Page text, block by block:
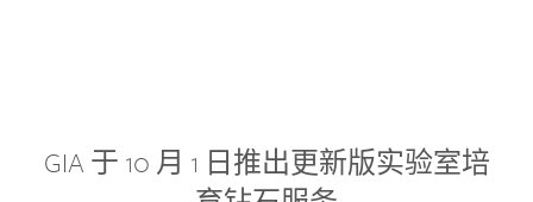
GIA 于 10 月 1 日推出更新版实验室培